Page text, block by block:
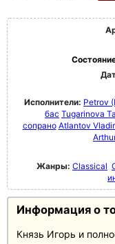
Исполнители: Petrov
бас Tugarinova
сопрано Atlantov
Жанры: Classical
Информация о
Князь Игорь и